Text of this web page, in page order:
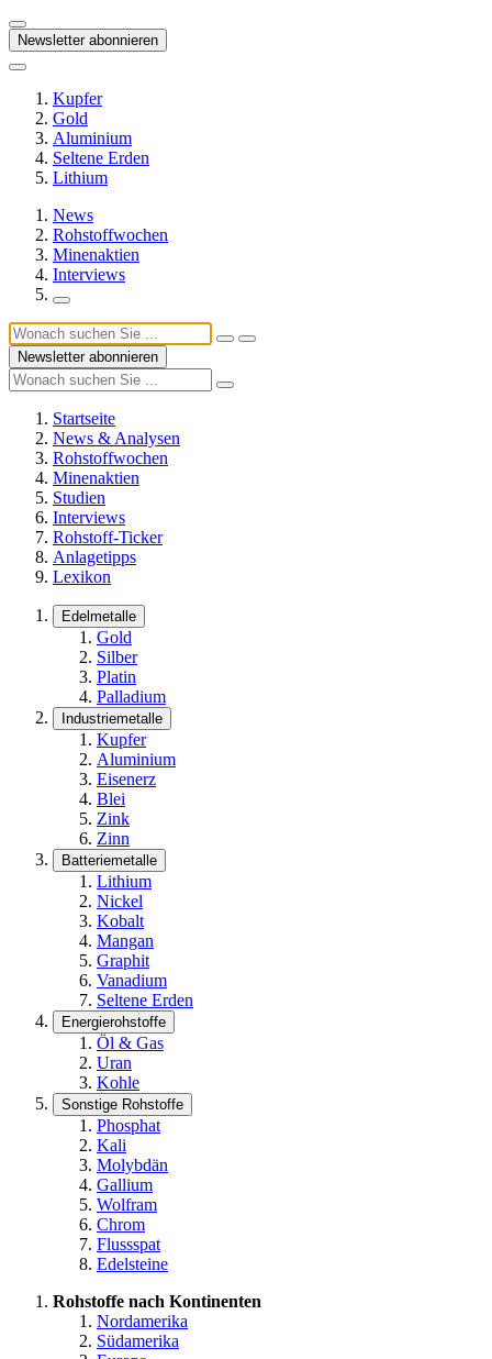
Newsletter abonnieren
Kupfer
Gold
Aluminium
Seltene Erden
Lithium
News
Rohstoffwochen
Minenaktien
Interviews
Newsletter abonnieren
Startseite
News & Analysen
Rohstoffwochen
Minenaktien
Studien
Interviews
Rohstoff-Ticker
Anlagetipps
Lexikon
Edelmetalle
Gold
Silber
Platin
Palladium
Industriemetalle
Kupfer
Aluminium
Eisenerz
Blei
Zink
Zinn
Batteriemetalle
Lithium
Nickel
Kobalt
Mangan
Graphit
Vanadium
Seltene Erden
Energierohstoffe
Öl & Gas
Uran
Kohle
Sonstige Rohstoffe
Phosphat
Kali
Molybdän
Gallium
Wolfram
Chrom
Flussspat
Edelsteine
Rohstoffe nach Kontinenten
Nordamerika
Südamerika